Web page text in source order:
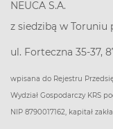
NEUCA S.A.
z siedzibą w Toruniu
ul. Forteczna 35-37,
wpisana do Rejestru
Wydział Gospodarczy KRS
NIP 8790017162, kapitał